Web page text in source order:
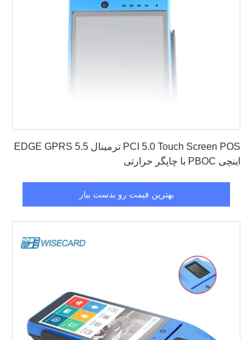
PCI 5.0 Touch Screen POS ترمینال EDGE GPRS 5.5
اینچی PBOC با چاپگر حرارتی
بهترین قیمت رو بدست بیار